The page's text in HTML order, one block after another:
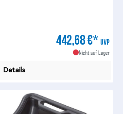
442,68 €* UVP
Nicht auf Lager
Details